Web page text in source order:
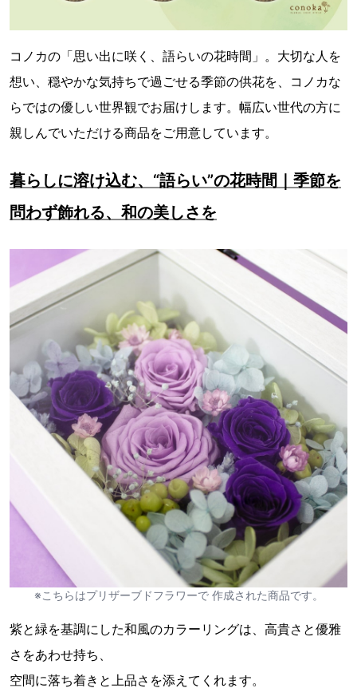
コノカの「思い出に咲く、語らいの花時間」。大切な人を
想い、穏やかな気持ちで過ごせる季節の供花を、コノカな
らではの優しい世界観でお届けします。幅広い世代の方に
親しんでいただける商品をご用意しています。
暮らしに溶け込む、“語らい”の花時間｜季節を
問わず飾れる、和の美しさを
※こちらはプリザーブドフラワーで 作成された商品です。
紫と緑を基調にした和風のカラーリングは、高貴さと優雅
さをあわせ持ち、
空間に落ち着きと上品さを添えてくれます。